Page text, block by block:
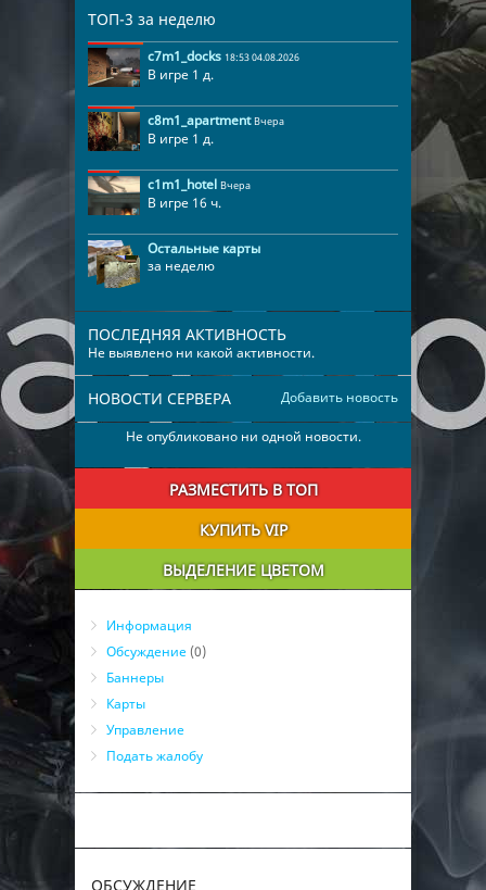
ТОП-3 за неделю
c7m1_docks 18:53 04.08.2026
В игре 1 д.
c8m1_apartment Вчера
В игре 1 д.
c1m1_hotel Вчера
В игре 16 ч.
Остальные карты
за неделю
ПОСЛЕДНЯЯ АКТИВНОСТЬ
Не выявлено ни какой активности.
Добавить новость
НОВОСТИ СЕРВЕРА
Не опубликовано ни одной новости.
РАЗМЕСТИТЬ В ТОП
КУПИТЬ VIP
ВЫДЕЛЕНИЕ ЦВЕТОМ
Информация
Обсуждение (0)
Баннеры
Карты
Управление
Подать жалобу
ОБСУЖДЕНИЕ